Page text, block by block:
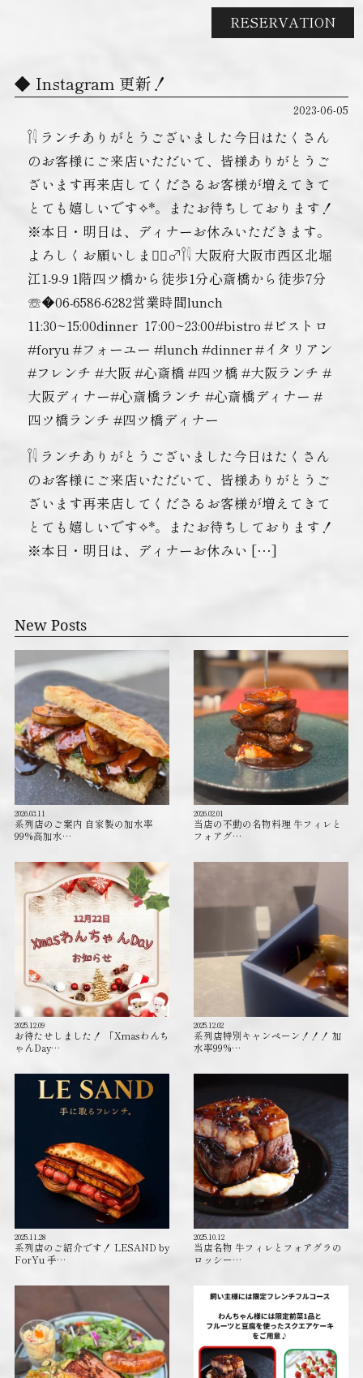
RESERVATION
Instagram 更新！
2023-06-05
𓌉𓇋 ‎ランチありがとうございました今日はたくさん
のお客様にご来店いただいて、皆様ありがとうご
ざいます️再来店してくださるお客様が増えてきて
とても嬉しいです✧︎*。またお待ちしております！
※本日・明日は、ディナーお休みいただきます。
よろしくお願いします🏼‍♂️𓌉𓇋 ‎大阪府大阪市西区北堀
江1-9-9 1階四ツ橋から徒歩1分心斎橋から徒歩7分
☏�06-6586-6282営業時間lunch ︎
11:30~15:00dinner ︎ 17:00~23:00#bistro #ビストロ
#foryu #フォーユー #lunch #dinner #イタリアン
#フレンチ #大阪 #心斎橋 #四ツ橋 #大阪ランチ #
大阪ディナー#心斎橋ランチ #心斎橋ディナー #
四ツ橋ランチ #四ツ橋ディナー
𓌉𓇋 ‎ランチありがとうございました今日はたくさん
のお客様にご来店いただいて、皆様ありがとうご
ざいます️再来店してくださるお客様が増えてきて
とても嬉しいです✧︎*。またお待ちしております！
※本日・明日は、ディナーお休みい […]
New Posts
2026.03.11
系列店のご案内 自家製の加水率
99%高加水…
2026.02.01
当店の不動の名物料理 牛フィレと
フォアグ…
2025.12.09
お待たせしました！ 「Xmasわんち
ゃんDay…
2025.12.02
系列店特別キャンペーン！！！ 加
水率99%…
2025.11.28
系列店のご紹介です！ LESAND by
ForYu 手…
2025.10.12
当店名物 牛フィレとフォアグラの
ロッシー…